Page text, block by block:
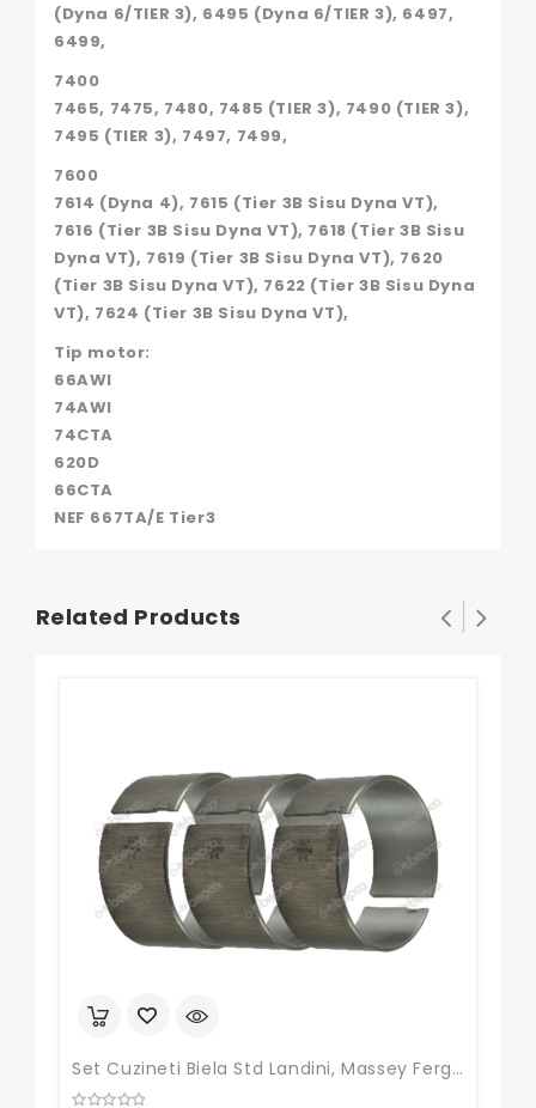
(Dyna 6/TIER 3), 6495 (Dyna 6/TIER 3), 6497,
6499,
7400
7465, 7475, 7480, 7485 (TIER 3), 7490 (TIER 3),
7495 (TIER 3), 7497, 7499,
7600
7614 (Dyna 4), 7615 (Tier 3B Sisu Dyna VT),
7616 (Tier 3B Sisu Dyna VT), 7618 (Tier 3B Sisu
Dyna VT), 7619 (Tier 3B Sisu Dyna VT), 7620
(Tier 3B Sisu Dyna VT), 7622 (Tier 3B Sisu Dyna
VT), 7624 (Tier 3B Sisu Dyna VT),
Tip motor:
66AWI
74AWI
74CTA
620D
66CTA
NEF 667TA/E Tier3
Related Products
Set Cuzineti Biela Std Landini, Massey Ferguson